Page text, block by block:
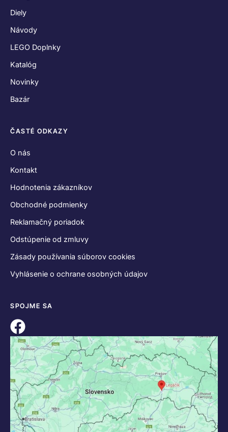
Diely
Návody
LEGO Doplnky
Katalóg
Novinky
Bazár
ČASTÉ ODKAZY
O nás
Kontakt
Hodnotenia zákazníkov
Obchodné podmienky
Reklamačný poriadok
Odstúpenie od zmluvy
Zásady používania súborov cookies
Vyhlásenie o ochrane osobných údajov
SPOJME SA